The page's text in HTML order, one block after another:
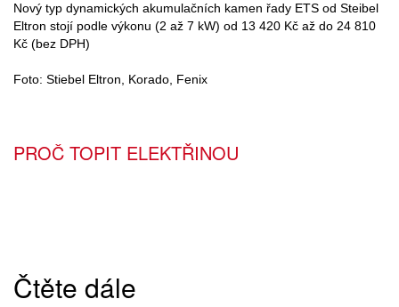
Nový typ dynamických akumulačních kamen řady ETS od Steibel
Eltron stojí podle výkonu (2 až 7 kW) od 13 420 Kč až do 24 810
Kč (bez DPH)
Foto: Stiebel Eltron, Korado, Fenix
PROČ TOPIT ELEKTŘINOU
Čtěte dále